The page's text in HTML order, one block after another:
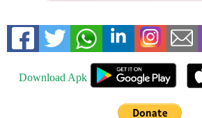
Download Apk